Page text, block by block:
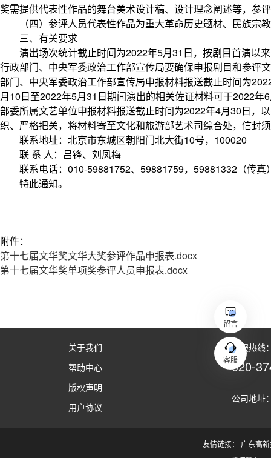
留言
客服
关于我们
帮助中心
版权声明
用户协议
客服热线
020-
公司地址
友情链接： 广东高